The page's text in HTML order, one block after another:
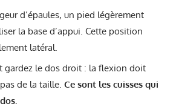
d’épaules, un pied légèrement
la base d’appui. Cette position
latéral.
gardez le dos droit : la flexion doit
de la taille. Ce sont les cuisses qui